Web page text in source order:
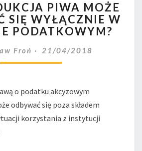
PRODUKCJA
PIWA
MOŻE
SIĘ
WYŁĄCZNIE
PODATKOWYM?
PIWA MOŻE
SIĘ WYŁĄCZNIE W
PODATKOWYM?
Froń 21/04/2018
o podatku akcyzowym
odbywać się poza składem
korzystania z instytucji